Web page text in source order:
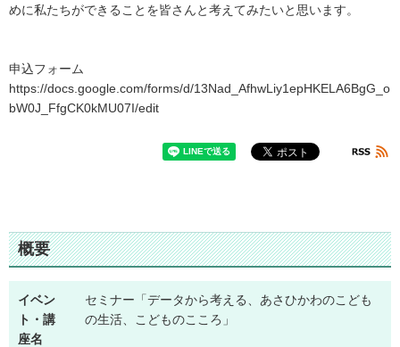
めに私たちができることを皆さんと考えてみたいと思います。
申込フォーム
https://docs.google.com/forms/d/13Nad_AfhwLiy1epHKELA6BgG_o
bW0J_FfgCK0kMU07I/edit
概要
イベン
ト・講
座名
セミナー「データから考える、あさひかわのこども
の生活、こどものこころ」